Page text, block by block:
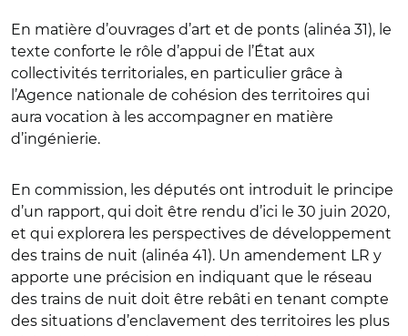
En matière d’ouvrages d’art et de ponts (alinéa 31), le
texte conforte le rôle d’appui de l’État aux
collectivités territoriales, en particulier grâce à
l’Agence nationale de cohésion des territoires qui
aura vocation à les accompagner en matière
d’ingénierie.
En commission, les députés ont introduit le principe
d’un rapport, qui doit être rendu d’ici le 30 juin 2020,
et qui explorera les perspectives de développement
des trains de nuit (alinéa 41). Un amendement LR y
apporte une précision en indiquant que le réseau
des trains de nuit doit être rebâti en tenant compte
des situations d’enclavement des territoires les plus